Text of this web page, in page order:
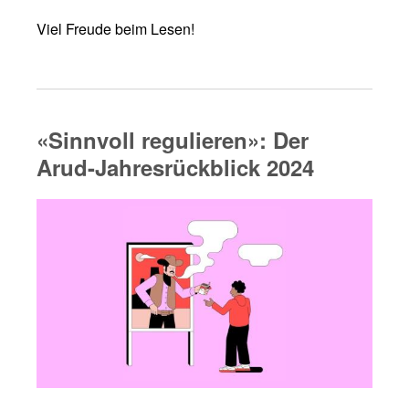
Viel Freude beim Lesen!
«Sinnvoll regulieren»: Der
Arud-Jahresrückblick 2024